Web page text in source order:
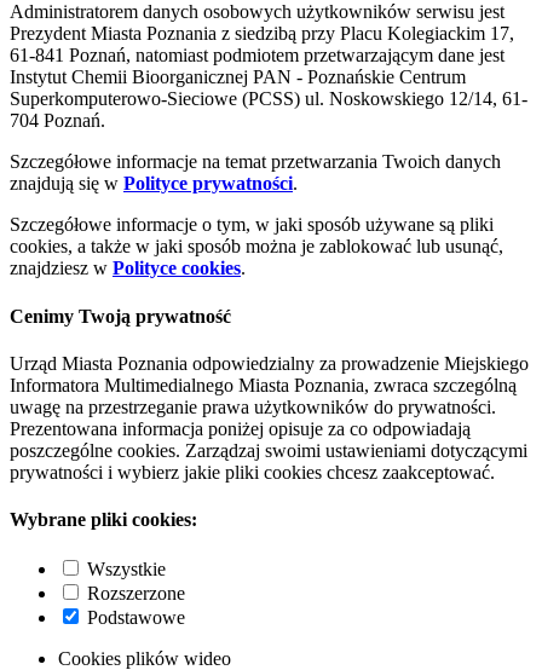
Administratorem danych osobowych użytkowników serwisu jest
Prezydent Miasta Poznania z siedzibą przy Placu Kolegiackim 17,
61-841 Poznań, natomiast podmiotem przetwarzającym dane jest
Instytut Chemii Bioorganicznej PAN - Poznańskie Centrum
Superkomputerowo-Sieciowe (PCSS) ul. Noskowskiego 12/14, 61-
704 Poznań.
Szczegółowe informacje na temat przetwarzania Twoich danych
znajdują się w Polityce prywatności.
Szczegółowe informacje o tym, w jaki sposób używane są pliki
cookies, a także w jaki sposób można je zablokować lub usunąć,
znajdziesz w Polityce cookies.
Cenimy Twoją prywatność
Urząd Miasta Poznania odpowiedzialny za prowadzenie Miejskiego
Informatora Multimedialnego Miasta Poznania, zwraca szczególną
uwagę na przestrzeganie prawa użytkowników do prywatności.
Prezentowana informacja poniżej opisuje za co odpowiadają
poszczególne cookies. Zarządzaj swoimi ustawieniami dotyczącymi
prywatności i wybierz jakie pliki cookies chcesz zaakceptować.
Wybrane pliki cookies:
Wszystkie
Rozszerzone
Podstawowe
Cookies plików wideo